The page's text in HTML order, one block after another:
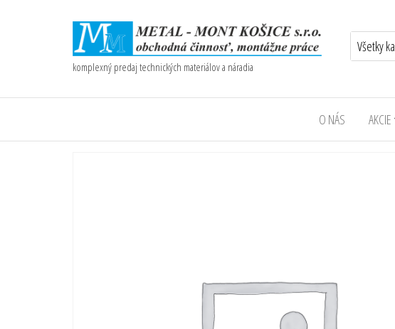
komplexný predaj technických materiálov a náradia
O NÁS AKCIE